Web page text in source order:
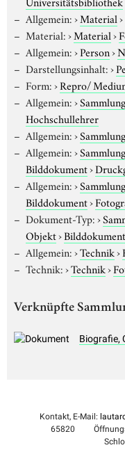
Allgemein:›Material›
Material:›Material›
Allgemein:›Person›
Darstellungsinhalt:›
Form:›Repro/
Allgemein:›Sammlung
Hochschullehrer
Allgemein:›
Allgemein:›
Bilddokument›
Allgemein:›
Bilddokument›
Dokument-Typ:›
Objekt›Bilddokument
Allgemein:›Technik›
Technik:›Technik›
Verknüpfte
Biografie,
Kontakt, E-Mail:
65820